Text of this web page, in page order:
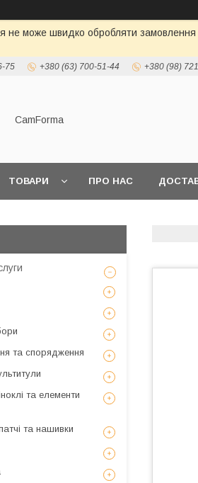
не може швидко обробляти замовлення
75 +380 (63) 700-51-44 +380 (98)
CamForma
ТОВАРИ ПРО НАС
та спорядження
та елементи
та нашивки